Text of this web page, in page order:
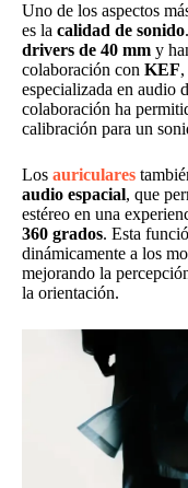
Uno de los aspectos
es la calidad de sonido
drivers de 40 mm y
colaboración con KEF
especializada en audio
colaboración ha
calibración para un
Los auriculares
audio espacial, que
estéreo en una
360 grados. Esta
dinámicamente a los
mejorando la
la orientación.